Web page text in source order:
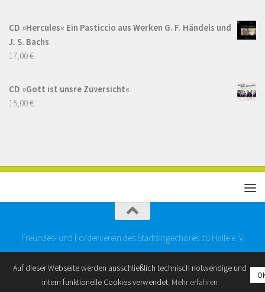
CD »Hercules« Ein Pasticcio aus Werken G. F. Händels und
J. S. Bachs
17,00€
CD »Gott ist unsre Zuversicht«
15,00€
Freundes- und Förderverein des Stadtsingechores zu Halle e. V.
Auf dieser Webseite werden ausschließlich technisch notwendige und
intern funktionelle Cookies verwendet. Mehr erfahren